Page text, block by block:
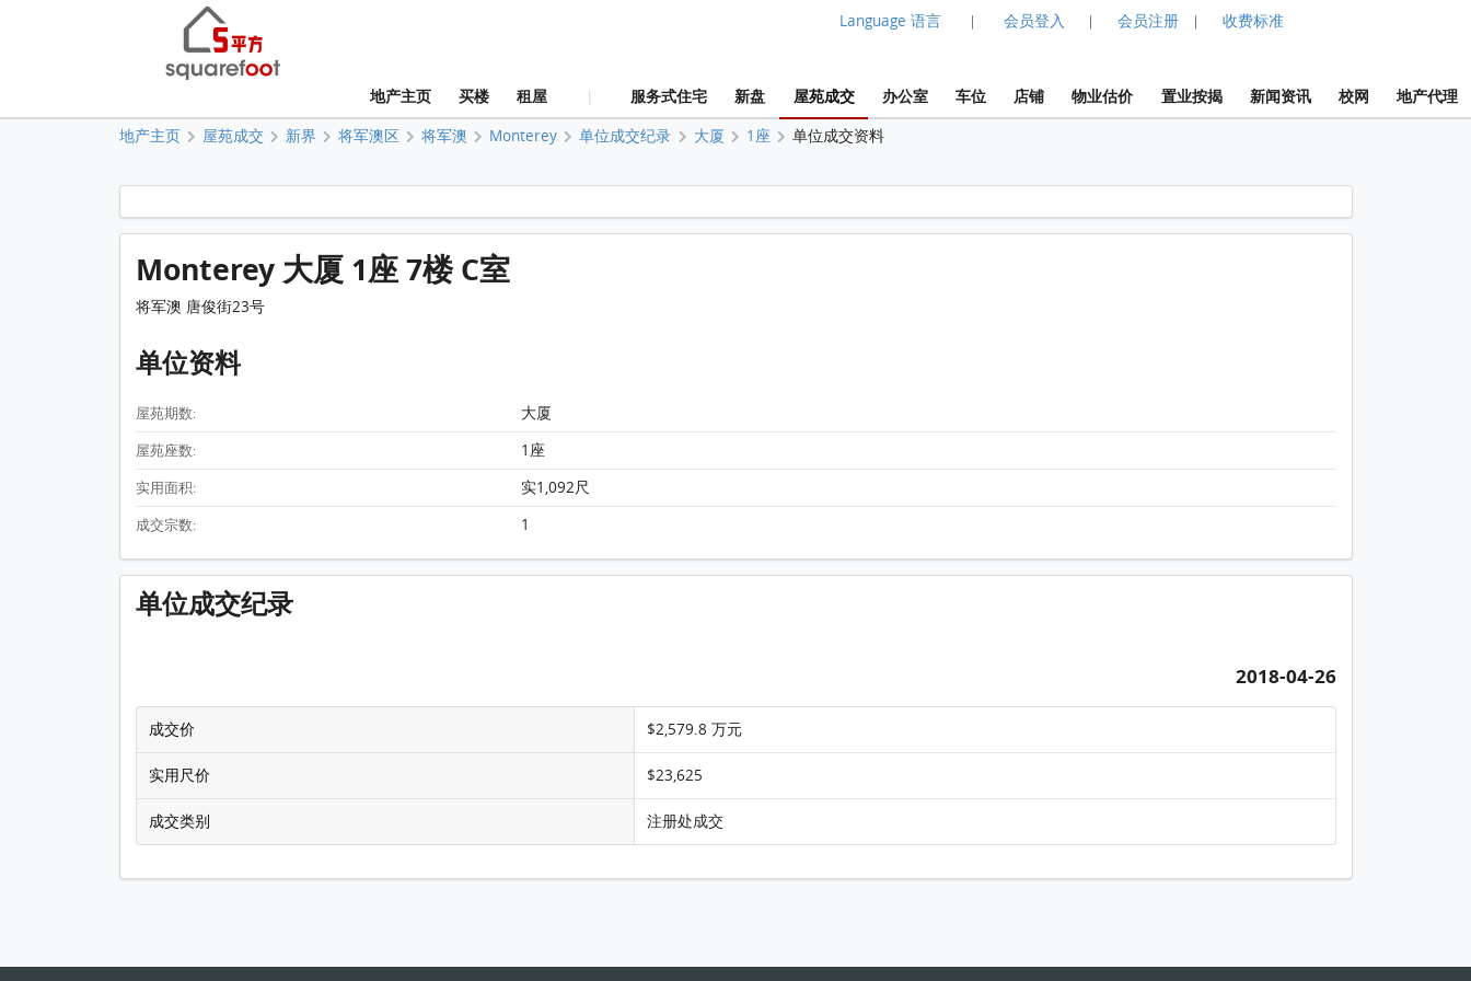
Language 语言 | 会员登入 | 会员注册 | 收费标准
地产主页 买楼 租屋 | 服务式住宅 新盘 屋苑成交 办公室 车位 店铺 物业估价 置业按揭 新闻资讯 校网 地产代理
地产主页 屋苑成交 新界 将军澳区 将军澳 Monterey 单位成交纪录 大厦 1座 单位成交资料
Monterey 大厦 1座 7楼 C室 平面图
Monterey 大厦 1座 7楼 C室
将军澳 唐俊街23号
单位资料
屋苑期数: 大厦
屋苑座数: 1座
实用面积: 实1,092尺
成交宗数: 1
单位成交纪录
2018-04-26
成交价 $2,579.8 万元
实用尺价 $23,625
成交类别 注册处成交